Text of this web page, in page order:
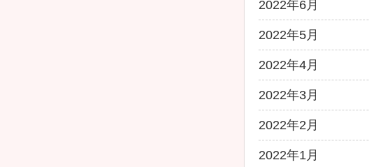
2022年6月
2022年5月
2022年4月
2022年3月
2022年2月
2022年1月